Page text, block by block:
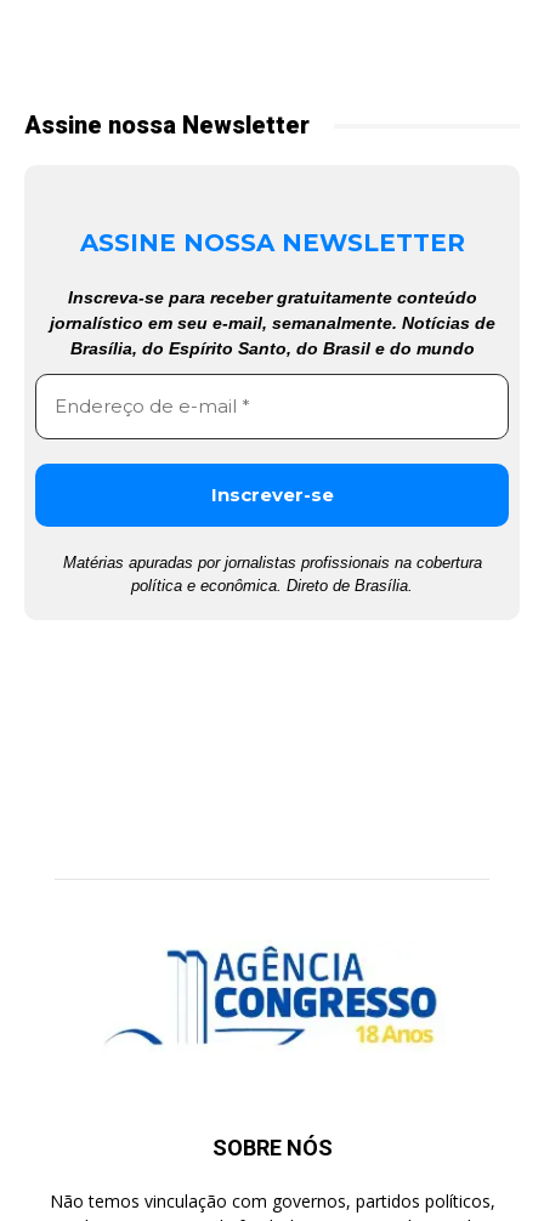
Assine nossa Newsletter
ASSINE NOSSA NEWSLETTER
Inscreva-se para receber gratuitamente conteúdo
jornalístico em seu e-mail, semanalmente. Notícias de
Brasília, do Espírito Santo, do Brasil e do mundo
Matérias apuradas por jornalistas profissionais na cobertura
política e econômica. Direto de Brasília.
SOBRE NÓS
Não temos vinculação com governos, partidos políticos,